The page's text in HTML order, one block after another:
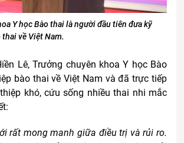
Y học Bào thai là người đầu tiên đưa kỹ
về Việt Nam.
Lê, Trưởng chuyên khoa Y học Bào
bào thai về Việt Nam và đã trực tiếp
khó, cứu sống nhiều thai nhi mắc
rất mong manh giữa điều trị và rủi ro.